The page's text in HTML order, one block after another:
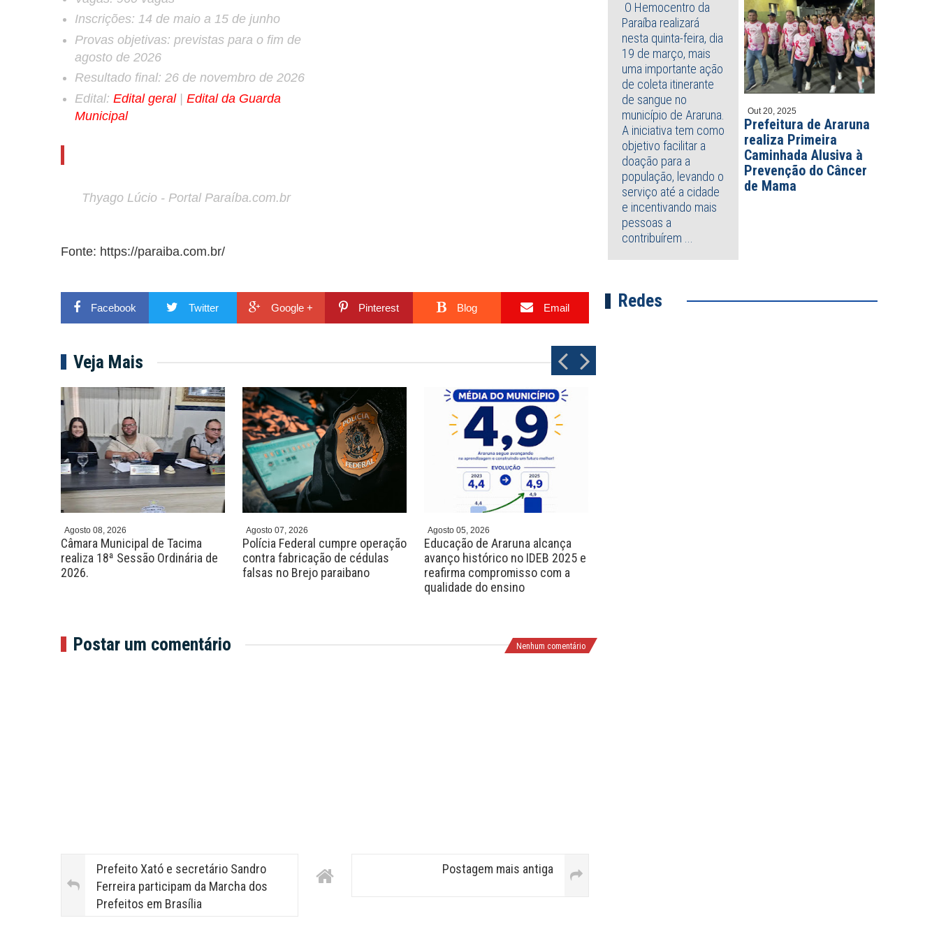
Inscrições: 14 de maio a 15 de junho
Provas objetivas: previstas para o fim de
agosto de 2026
Resultado final: 26 de novembro de 2026
Edital: Edital geral | Edital da Guarda
Municipal
Thyago Lúcio - Portal Paraíba.com.br
Fonte: https://paraiba.com.br/
Facebook Twitter Google + Pinterest Blog Email
Veja Mais
Agosto 08, 2026
Câmara Municipal de Tacima
realiza 18ª Sessão Ordinária de
2026.
Agosto 07, 2026
Polícia Federal cumpre operação
contra fabricação de cédulas
falsas no Brejo paraibano
Agosto 05, 2026
Educação de Araruna alcança
avanço histórico no IDEB 2025 e
reafirma compromisso com a
qualidade do ensino
P
r
v
Postar um comentário Nenhum comentário
Prefeito Xató e secretário Sandro
Ferreira participam da Marcha dos
Prefeitos em Brasília
Postagem mais antiga
O Hemocentro da
Paraíba realizará
nesta quinta-feira, dia
19 de março, mais
uma importante ação
de coleta itinerante
de sangue no
município de Araruna.
A iniciativa tem como
objetivo facilitar a
doação para a
população, levando o
serviço até a cidade
e incentivando mais
pessoas a
contribuírem ...
Out 20, 2025
Prefeitura de Araruna
realiza Primeira
Caminhada Alusiva à
Prevenção do Câncer
de Mama
Redes